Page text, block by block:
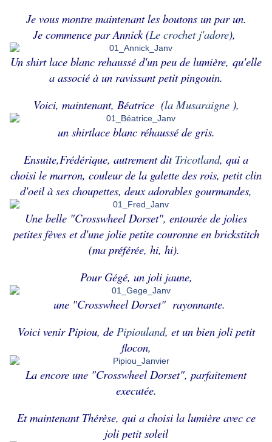
Je vous montre maintenant les boutons un par un.
Je commence par Annick (Le crochet j'adore),
Un shirt lace blanc rehaussé d'un peu de lumière, qu'elle
a associé à un ravissant petit pingouin.
Voici, maintenant, Béatrice (la Musaraigne),
un shirtlace blanc réhaussé de gris.
Ensuite,Frédérique, autrement dit Tricotland, qui a
choisi le marron, couleur de la galette des rois, petit clin
d'oeil à ses choupettes, deux adorables gourmandes,
Une belle "Crosswheel Dorset", entourée de jolies
petites fèves et d'une jolie petite couronne en brickstitch
(ma préférée, hi, hi).
Pour Gégé, un joli jaune,
une "Crosswheel Dorset" rayonnante.
Voici venir Pipiou, dePipiouland, et un bien joli petit
flocon,
La encore une "Crosswheel Dorset", parfaitement
executée.
Et maintenant Thérèse, qui a choisi la lumière avec ce
joli petit soleil